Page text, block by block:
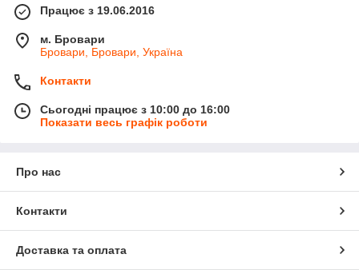
Працює з 19.06.2016
м. Бровари
Бровари, Бровари, Україна
Контакти
Сьогодні працює з 10:00 до 16:00
Показати весь графік роботи
Про нас
Контакти
Доставка та оплата